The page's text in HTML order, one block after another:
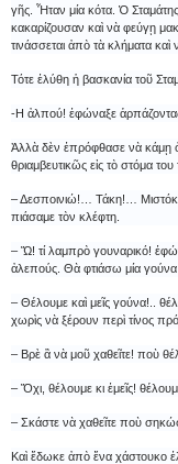
γῆς. Ἦταν μία κότα. Ὁ
κακαρίζουσαν καὶ νὰ φεύγῃ
τινάσσεται ἀπὸ τὰ κλήματα καὶ
Τότε ἐλύθη ἡ βασκανία τοῦ
-Η ἀλπού! ἐφώναξε
Ἀλλὰ δὲν ἐπρόφθασε νὰ κάμῃ
θριαμβευτικῶς εἰς τὸ στόμα
– Δεσποινιώ!… Τάκη!…
πιάσαμε τὸν κλέφτη.
– Ὤ! τί λαμπρὸ γουναρικό!
ἀλεπούς. Θὰ φτιάσω μία γούνα
– Θέλουμε καὶ μεῖς γούνα!..
χωρὶς νὰ ξέρουν περὶ τίνος
– Βρὲ ἂ νὰ μοῦ χαθεῖτε! ποὺ
– Ὄχι, θέλουμε κι ἐμεῖς!
– Σκάστε νὰ χαθεῖτε ποὺ
Καὶ ἔδωκε ἀπὸ ἕνα χάστουκο